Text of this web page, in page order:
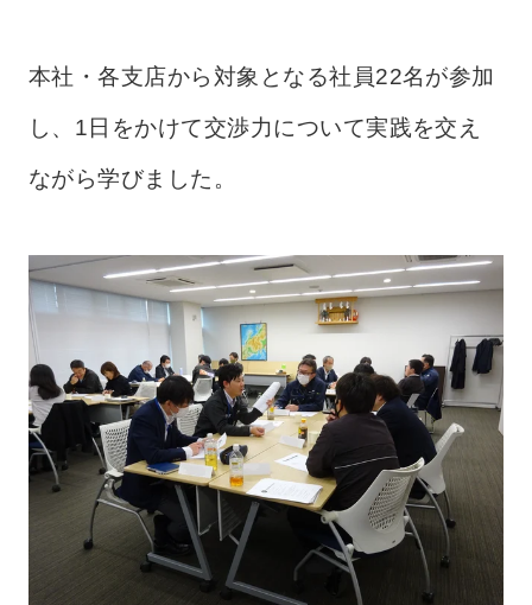
本社・各支店から対象となる社員22名が参加
し、1日をかけて交渉力について実践を交え
ながら学びました。